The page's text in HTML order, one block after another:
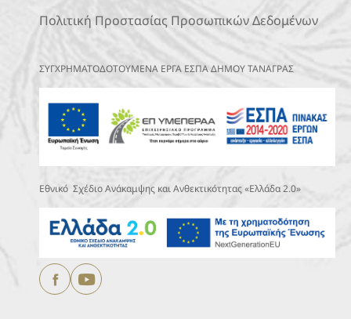
Πολιτική Προστασίας Προσωπικών Δεδομένων
ΣΥΓΧΡΗΜΑΤΟΔΟΤΟΥΜΕΝΑ ΕΡΓΑ ΕΣΠΑ ΔΗΜΟΥ ΤΑΝΑΓΡΑΣ
Εθνικό Σχέδιο Ανάκαμψης και Ανθεκτικότητας «Ελλάδα 2.0»